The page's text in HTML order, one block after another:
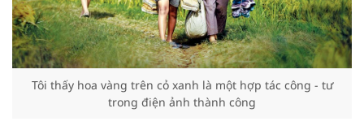
Tôi thấy hoa vàng trên cỏ xanh là một hợp tác công - tư
trong điện ảnh thành công